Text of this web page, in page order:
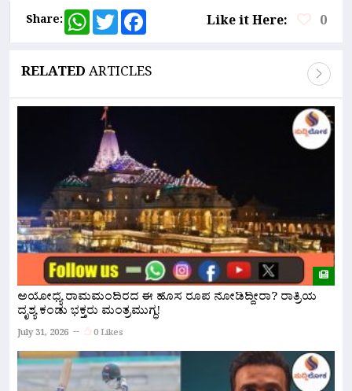
Share:
WhatsApp
Twitter Like it Here: 0
RELATEDARTICLES
ಅಯೋಧ್ಯೆ ರಾಮಮಂದಿರದ ಈ ಹೊಸ ರೂಪ ನೋಡಿದ್ದೀರಾ? ರಾತ್ರಿಯ
ದೃಶ್ಯ ಕಂಡು ಭಕ್ತರು ಮಂತ್ರಮುಗ್ಧ!
July 31, 2026 0 Likes